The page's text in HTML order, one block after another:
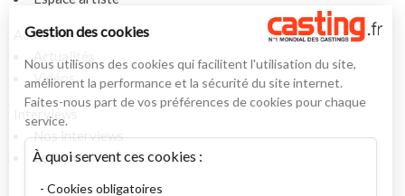
Actualités
Actualités
Vidéos
Interviews
Nos interviews
Lexique
Gestion des cookies
Nous utilisons des cookies qui facilitent l'utilisation du site,
améliorent la performance et la sécurité du site internet.
Faites-nous part de vos préférences de cookies pour chaque
service.
À quoi servent ces cookies :
Cookies obligatoires